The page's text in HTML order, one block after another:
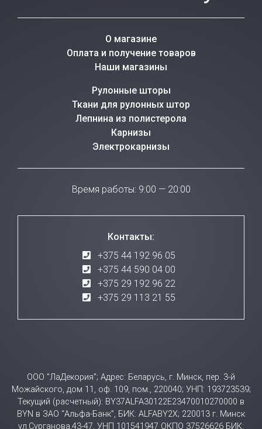
О магазине
Оплата и получение товаров
Наши магазины
Рулонные шторы
Ткани для рулонных штор
Лепнина из полистерола
Карнизы
Электрокарнизы
Время работы: 9:00 — 20:00
Контакты:
+375 44 192 96 05
+375 44 590 04 00
+375 29 192 96 22
+375 29 113 21 55
ООО "ЛаДекория"; Адрес: Беларусь, г. Минск, пер. 3-й
Можайского, дом 11, оф. 109, пом., 220040; УНП: 193723539;
Текущий (расчетный): BY37ALFA30122E23470010270000 в
BYN в ЗАО “Альфа-Банк”, БИК: ALFABY2X; 220013 г. Минск
ул.Сурганова,43-47, УНП 101541947 ОКПО 37526626 БИК: